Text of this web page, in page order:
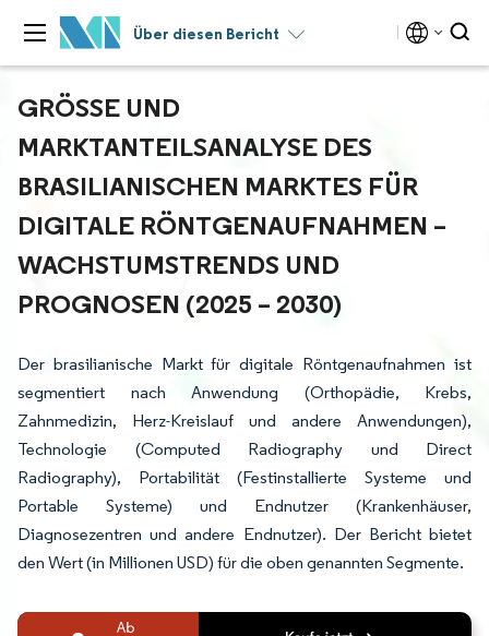
Über diesen Bericht
GRÖSSE UND M
ARKTANTEILSANALYSE DES B
RASILIANISCHEN MARKTES FÜR D
IGITALE RÖNTGENAUFNAHMEN – W
ACHSTUMSTRENDS UND P
ROGNOSEN (2025 – 2030)
Der brasilianische Markt für digitale Röntgenaufnahmen ist
segmentiert nach Anwendung (Orthopädie, Krebs,
Zahnmedizin, Herz-Kreislauf und andere Anwendungen),
Technologie (Computed Radiography und Direct
Radiography), Portabilität (Festinstallierte Systeme und
Portable Systeme) und Endnutzer (Krankenhäuser,
Diagnosezentren und andere Endnutzer). Der Bericht bietet
den Wert (in Millionen USD) für die oben genannten Segmente.